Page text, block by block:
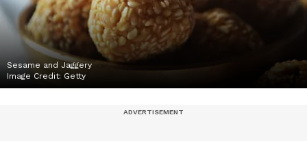
Sesame and Jaggery
Image Credit: Getty